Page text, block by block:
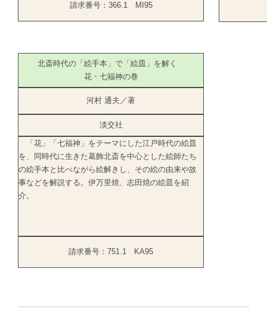
請求番号：366.1 MI95
北斎時代の「絵手本」で「絵皿」を解く
花・七福神の巻
河村 通夫／著
淡交社
「花」「七福神」をテーマにした江戸時代の絵皿
を、同時代に生きた葛飾北斎を中心とした絵師たち
の絵手本と比べながら絵解きし、その絵の由来や故
事などを解説する。伊万里焼、志田焼の絵皿を紹
介。
請求番号：751.1 KA95